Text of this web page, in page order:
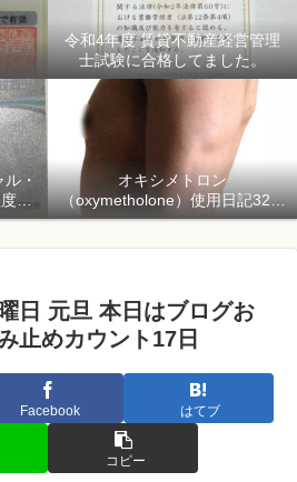
令和4年度 賃貸不動産経営管理
士試験に合格してました。
・
で
」
オキシメトロン
（oxymetholone）使用日記32日
目「骨格筋量増量開始150日目」
日 元旦 本日はブログお
止めカウント17日
Facebook はてブ
コピー